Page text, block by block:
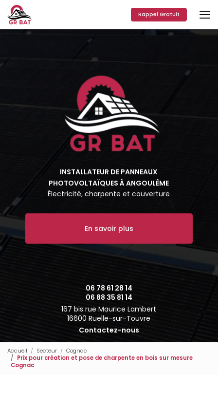
Aller
au
contenu
principal
Rappel Gratuit
INSTALLATEUR DE PANNEAUX
PHOTOVOLTAÏQUES À ANGOULÊME
Électricité, charpente et couverture
En savoir plus
06 78 61 28 14
06 88 35 81 14
167 bis rue Maurice Lambert
16600 Ruelle-sur-Touvre
Contactez-nous
Accueil Secteur
Cognac
Prix pour création et pose de charpente en bois sur mesure
Cognac